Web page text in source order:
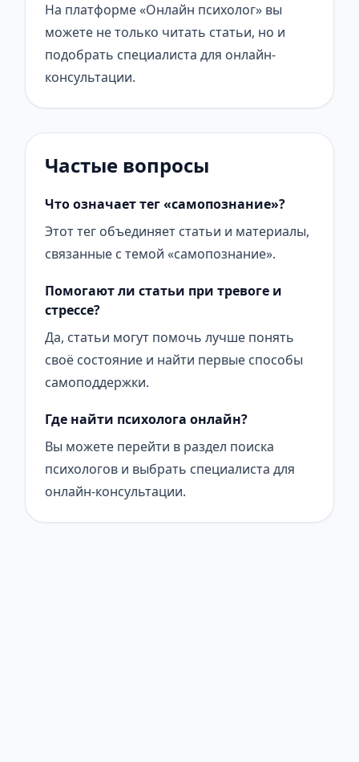
На платформе «Онлайн психолог» вы
можете не только читать статьи, но и
подобрать специалиста для онлайн-
консультации.
Частые вопросы
Что означает тег «самопознание»?
Этот тег объединяет статьи и материалы,
связанные с темой «самопознание».
Помогают ли статьи при тревоге и
стрессе?
Да, статьи могут помочь лучше понять
своё состояние и найти первые способы
самоподдержки.
Где найти психолога онлайн?
Вы можете перейти в раздел поиска
психологов и выбрать специалиста для
онлайн-консультации.